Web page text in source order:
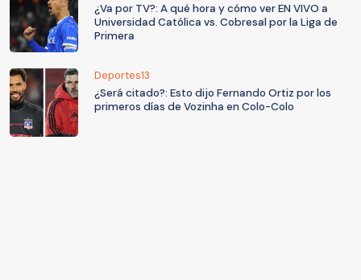
¿Va por TV?: A qué hora y cómo ver EN VIVO a
Universidad Católica vs. Cobresal por la Liga de
Primera
Deportes13
¿Será citado?: Esto dijo Fernando Ortiz por los
primeros días de Vozinha en Colo-Colo